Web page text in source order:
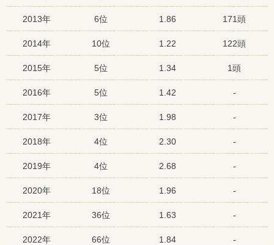
2013年 6位 1.86 171頭
2014年 10位 1.22 122頭
2015年 5位 1.34 1頭
2016年 5位 1.42 -
2017年 3位 1.98 -
2018年 4位 2.30 -
2019年 4位 2.68 -
2020年 18位 1.96 -
2021年 36位 1.63 -
2022年 66位 1.84 -